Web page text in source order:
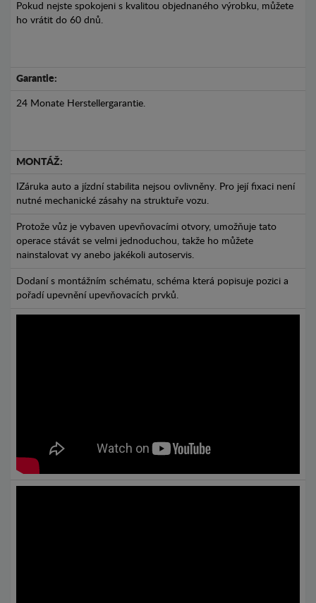
Pokud nejste spokojeni s kvalitou objednaného výrobku, můžete
ho vrátit do 60 dnů.
Garantie:
24 Monate Herstellergarantie.
MONTÁŽ:
IZáruka auto a jízdní stabilita nejsou ovlivněny. Pro její fixaci není
nutné mechanické zásahy na struktuře vozu.
Protože vůz je vybaven upevňovacími otvory, umožňuje tato
operace stávát se velmi jednoduchou, takže ho můžete
nainstalovat vy anebo jakékoli autoservis.
Dodaní s montážním schématu, schéma která popisuje pozici a
pořadí upevnění upevňovacích prvků.